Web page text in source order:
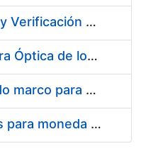
Servicio de Calibración y Verificación Externa de los Equipos de Medición del Servicio de Prevención de la FNMT-RCM
Conexión mediante Fibra Óptica de los Centros de Proceso de Datos (CPDs) de las sedes de la FNMT-RCM de Burgos y Madrid
Contratación de acuerdo marco para el Suministro de Material de Electricidad para la Fábrica Nacional de Moneda y Timbre-Real Casa de la Moneda en su centro de trabajo de Burgos
Suministro de estuches para moneda de 30 €